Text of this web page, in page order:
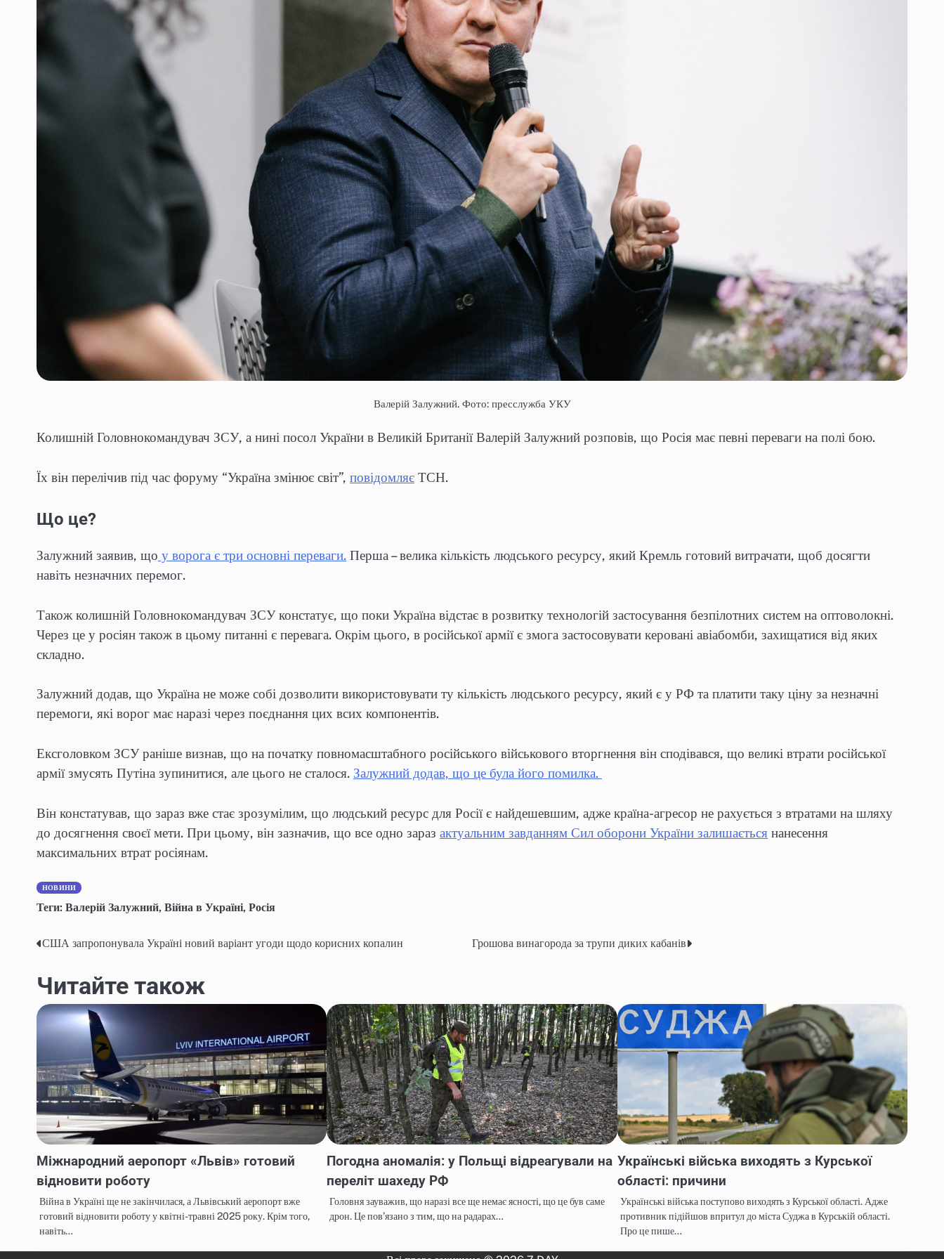
Валерій Залужний. Фото: пресслужба УКУ
Колишній Головнокомандувач ЗСУ, а нині посол України в Великій Британії Валерій Залужний розповів, що Росія має певні переваги на полі бою.
Їх він перелічив під час форуму “Україна змінює світ”, повідомляє ТСН.
Що це?
Залужний заявив, що у ворога є три основні переваги. Перша – велика кількість людського ресурсу, який Кремль готовий витрачати, щоб досягти
навіть незначних перемог.
Також колишній Головнокомандувач ЗСУ констатує, що поки Україна відстає в розвитку технологій застосування безпілотних систем на оптоволокні.
Через це у росіян також в цьому питанні є перевага. Окрім цього, в російської армії є змога застосовувати керовані авіабомби, захищатися від яких
складно.
Залужний додав, що Україна не може собі дозволити використовувати ту кількість людського ресурсу, який є у РФ та платити таку ціну за незначні
перемоги, які ворог має наразі через поєднання цих всих компонентів.
Ексголовком ЗСУ раніше визнав, що на початку повномасштабного російського військового вторгнення він сподівався, що великі втрати російської
армії змусять Путіна зупинитися, але цього не сталося. Залужний додав, що це була його помилка.
Він констатував, що зараз вже стає зрозумілим, що людський ресурс для Росії є найдешевшим, адже країна-агресор не рахується з втратами на шляху
до досягнення своєї мети. При цьому, він зазначив, що все одно зараз актуальним завданням Сил оборони України залишається нанесення
максимальних втрат росіянам.
НОВИНИ
Теги: Валерій Залужний, Війна в Україні, Росія
Навігація
записів
США запропонувала Україні новий варіант угоди щодо корисних копалин Грошова винагорода за трупи диких кабанів
Читайте також
Міжнародний аеропорт «Львів» готовий
відновити роботу
Війна в Україні ще не закінчилася, а Львівський аеропорт вже
готовий відновити роботу у квітні-травні 2025 року. Крім того,
навіть…
Погодна аномалія: у Польщі відреагували на
переліт шахеду РФ
Головня зауважив, що наразі все ще немає ясності, що це був саме
дрон. Це пов’язано з тим, що на радарах…
Українські війська виходять з Курської
області: причини
Українські війська поступово виходять з Курської області. Адже
противник підійшов впритул до міста Суджа в Курській області.
Про це пише…